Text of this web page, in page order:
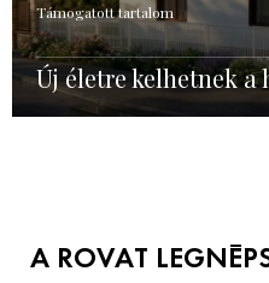
Támogatott tartalom
Új életre kelhetnek
A ROVAT